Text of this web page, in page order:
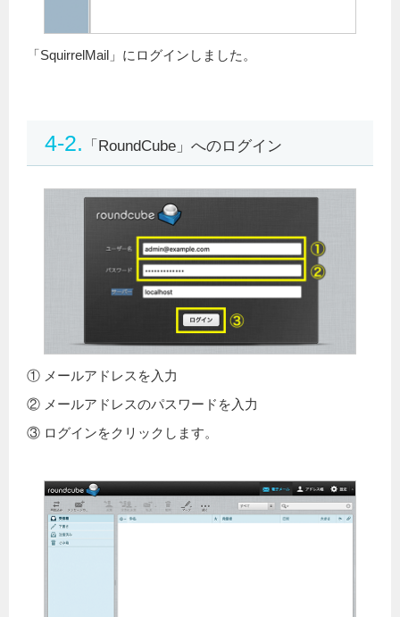
「SquirrelMail」にログインしました。
4-2. 「RoundCube」へのログイン
① メールアドレスを入力
② メールアドレスのパスワードを入力
③ ログインをクリックします。